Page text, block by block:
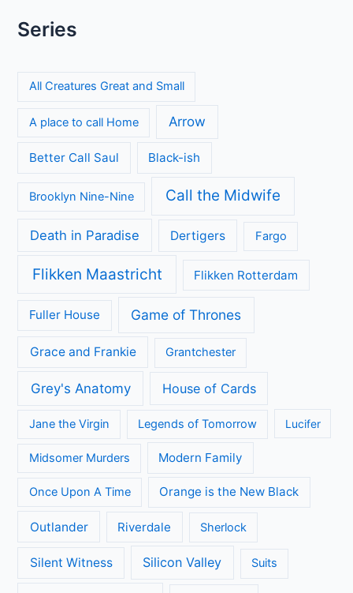
Series
All Creatures Great and Small
A place to call Home Arrow
Better Call Saul Black-ish
Brooklyn Nine-Nine Call the Midwife
Death in Paradise Dertigers Fargo
Flikken Maastricht Flikken Rotterdam
Fuller House Game of Thrones
Grace and Frankie Grantchester
Grey's Anatomy House of Cards
Jane the Virgin Legends of Tomorrow Lucifer
Midsomer Murders Modern Family
Once Upon A Time Orange is the New Black
Outlander Riverdale Sherlock
Silent Witness Silicon Valley Suits